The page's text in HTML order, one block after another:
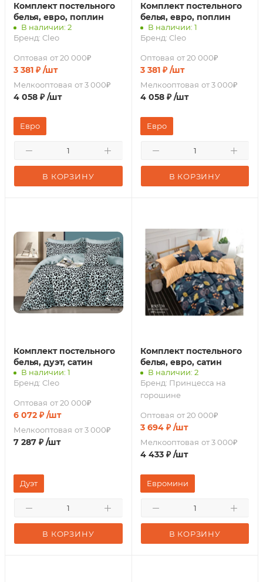
Комплект постельного
белья, евро, поплин
В наличии: 2
Бренд: Cleo
Оптовая от 20 000₽
3 381 ₽ /шт
Мелкооптовая от 3 000₽
4 058 ₽ /шт
В КОРЗИНУ
Евро
Комплект постельного
белья, евро, поплин
В наличии: 1
Бренд: Cleo
Оптовая от 20 000₽
3 381₽ /шт
Мелкооптовая от 3 000₽
4 058₽ /шт
В КОРЗИНУ
Евро
Комплект постельного
белья, дуэт, сатин
В наличии: 1
Бренд: Cleo
Оптовая от 20 000₽
6 072 ₽ /шт
Мелкооптовая от 3 000₽
7 287 ₽ /шт
В КОРЗИНУ
Дуэт
Комплект постельного
белья, евро, сатин
В наличии: 2
Бренд: Принцесса на
горошине
Оптовая от 20 000₽
3 694₽ /шт
Мелкооптовая от 3 000₽
4 433₽ /шт
В КОРЗИНУ
Евромини